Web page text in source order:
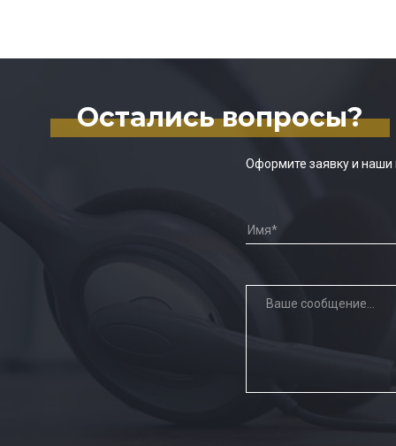
Остались вопросы?
Оформите заявку и